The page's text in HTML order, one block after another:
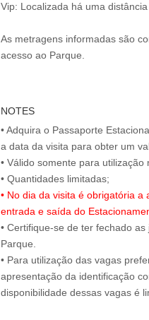
Vip: Localizada há uma
As metragens informadas são
acesso ao Parque.
NOTES
• Adquira o Passaporte
a data da visita para obter um
• Válido somente para
• No dia da visita é obrigatória
entrada e saída do
• Certifique-se de ter fechado
Parque.
• Para utilização das vagas
apresentação da identificação
disponibilidade dessas vagas é